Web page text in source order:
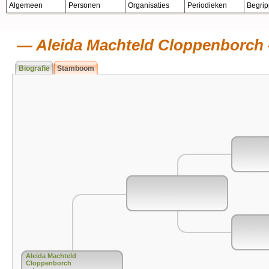
Algemeen Personen Organisaties Periodieken
Aleida Machteld Cloppenborch
Biografie Stamboom
Aleida Machteld
Cloppenborch